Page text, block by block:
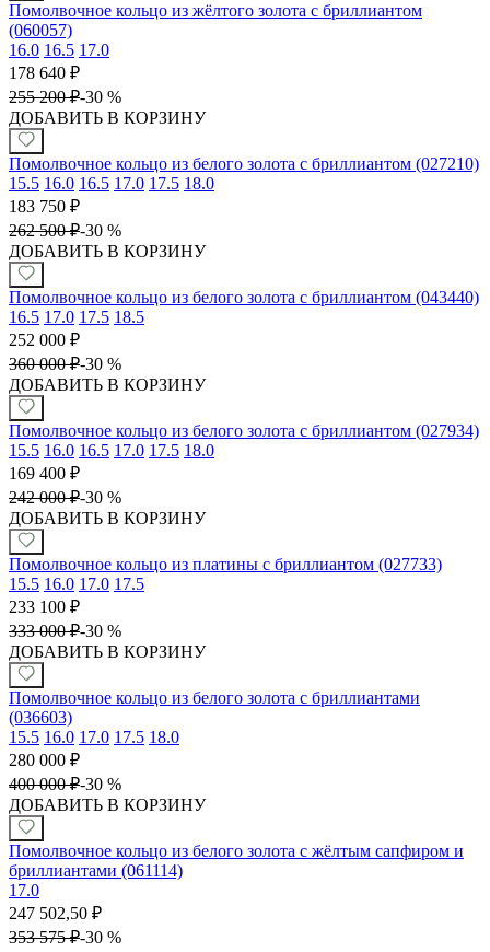
Помолвочное кольцо из жёлтого золота с бриллиантом
(060057)
16.0 16.5 17.0
178 640 ₽
255 200 ₽-30 %
ДОБАВИТЬ В КОРЗИНУ
Помолвочное кольцо из белого золота с бриллиантом (027210)
15.5 16.0 16.5 17.0 17.5 18.0
183 750 ₽
262 500 ₽-30 %
ДОБАВИТЬ В КОРЗИНУ
Помолвочное кольцо из белого золота с бриллиантом (043440)
16.5 17.0 17.5 18.5
252 000 ₽
360 000 ₽-30 %
ДОБАВИТЬ В КОРЗИНУ
Помолвочное кольцо из белого золота с бриллиантом (027934)
15.5 16.0 16.5 17.0 17.5 18.0
169 400 ₽
242 000 ₽-30 %
ДОБАВИТЬ В КОРЗИНУ
Помолвочное кольцо из платины с бриллиантом (027733)
15.5 16.0 17.0 17.5
233 100 ₽
333 000 ₽-30 %
ДОБАВИТЬ В КОРЗИНУ
Помолвочное кольцо из белого золота с бриллиантами
(036603)
15.5 16.0 17.0 17.5 18.0
280 000 ₽
400 000 ₽-30 %
ДОБАВИТЬ В КОРЗИНУ
Помолвочное кольцо из белого золота с жёлтым сапфиром и
бриллиантами (061114)
17.0
247 502,50 ₽
353 575 ₽-30 %